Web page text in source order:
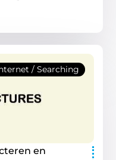
/ Searching
en